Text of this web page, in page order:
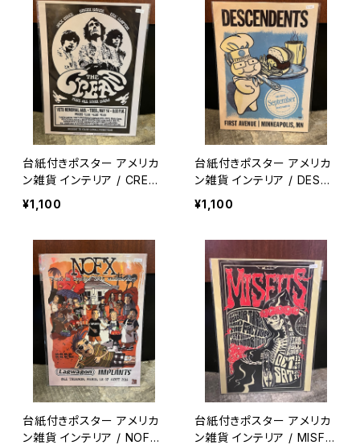
台紙付きポスター アメリカ
ン雑貨 インテリア / CREA
M Poster / metal wall de
cor garage decor 【A17
¥1,100
台紙付きポスター アメリカ
ン雑貨 インテリア / DESCE
NDENTS Poster / metal
wall decor garage deco
¥1,100
台紙付きポスター アメリカ
ン雑貨 インテリア / NOFX
台紙付きポスター アメリカ
ン雑貨 インテリア / MISFIT